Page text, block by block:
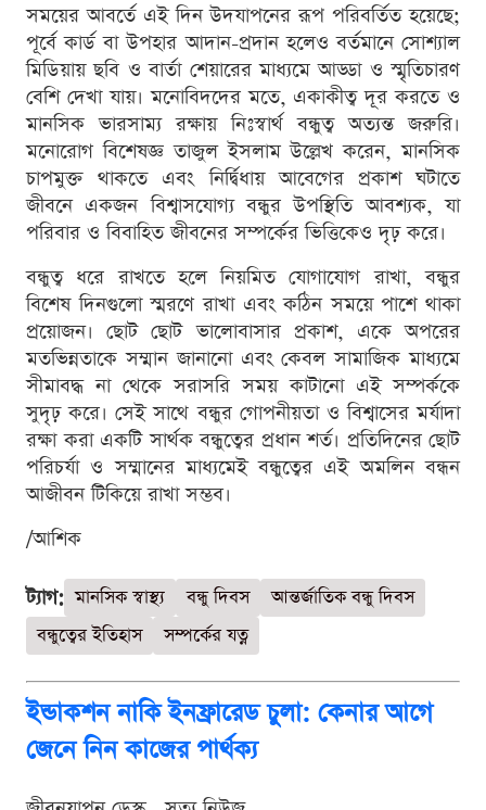
সময়ের আবর্তে এই দিন উদযাপনের রূপ পরিবর্তিত হয়েছে;
পূর্বে কার্ড বা উপহার আদান-প্রদান হলেও বর্তমানে সোশ্যাল
মিডিয়ায় ছবি ও বার্তা শেয়ারের মাধ্যমে আড্ডা ও স্মৃতিচারণ
বেশি দেখা যায়। মনোবিদদের মতে, একাকীত্ব দূর করতে ও
মানসিক ভারসাম্য রক্ষায় নিঃস্বার্থ বন্ধুত্ব অত্যন্ত জরুরি।
মনোরোগ বিশেষজ্ঞ তাজুল ইসলাম উল্লেখ করেন, মানসিক
চাপমুক্ত থাকতে এবং নির্দ্বিধায় আবেগের প্রকাশ ঘটাতে
জীবনে একজন বিশ্বাসযোগ্য বন্ধুর উপস্থিতি আবশ্যক, যা
পরিবার ও বিবাহিত জীবনের সম্পর্কের ভিত্তিকেও দৃঢ় করে।
বন্ধুত্ব ধরে রাখতে হলে নিয়মিত যোগাযোগ রাখা, বন্ধুর
বিশেষ দিনগুলো স্মরণে রাখা এবং কঠিন সময়ে পাশে থাকা
প্রয়োজন। ছোট ছোট ভালোবাসার প্রকাশ, একে অপরের
মতভিন্নতাকে সম্মান জানানো এবং কেবল সামাজিক মাধ্যমে
সীমাবদ্ধ না থেকে সরাসরি সময় কাটানো এই সম্পর্ককে
সুদৃঢ় করে। সেই সাথে বন্ধুর গোপনীয়তা ও বিশ্বাসের মর্যাদা
রক্ষা করা একটি সার্থক বন্ধুত্বের প্রধান শর্ত। প্রতিদিনের ছোট
পরিচর্যা ও সম্মানের মাধ্যমেই বন্ধুত্বের এই অমলিন বন্ধন
আজীবন টিকিয়ে রাখা সম্ভব।
/আশিক
ট্যাগ: মানসিক স্বাস্থ্য বন্ধু দিবস
আন্তর্জাতিক বন্ধু দিবস
বন্ধুত্বের ইতিহাস
সম্পর্কের যত্ন
ইন্ডাকশন নাকি ইনফ্রারেড চুলা: কেনার আগে
জেনে নিন কাজের পার্থক্য